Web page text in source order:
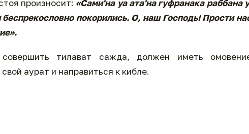
произносит: «Сами'на уа ата'на гуфранака раббана
покорились. О, наш Господь! Прости
тилават сажда, должен иметь
аурат и направиться к кибле.